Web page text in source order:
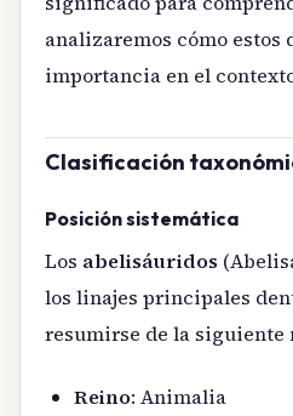
analizaremos cómo
importancia en el
Clasificación
Posición sistemática
Los abelisáuridos
los linajes principales
resumirse de la siguiente
Reino: Animalia